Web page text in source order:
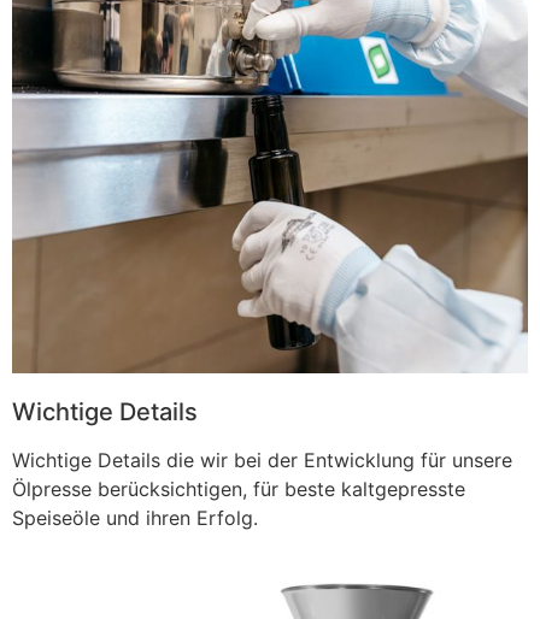
Wichtige Details
Wichtige Details die wir bei der Entwicklung für unsere
Ölpresse berücksichtigen, für beste kaltgepresste
Speiseöle und ihren Erfolg.